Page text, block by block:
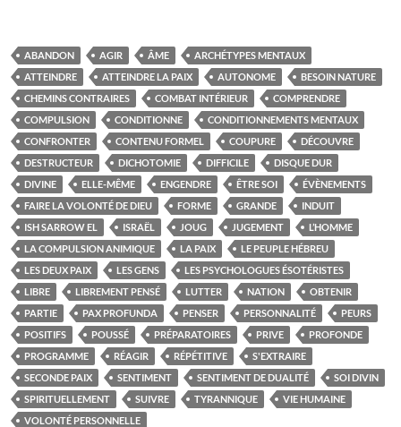
ABANDON AGIR ÂME
ARCHÉTYPES MENTAUX
ATTEINDRE
ATTEINDRE LA PAIX AUTONOME
BESOIN NATURE
CHEMINS CONTRAIRES
COMBAT INTÉRIEUR
COMPRENDRE
COMPULSION
CONDITIONNE
CONDITIONNEMENTS MENTAUX
CONFRONTER
CONTENU FORMEL COUPURE
DÉCOUVRE
DESTRUCTEUR
DICHOTOMIE DIFFICILE
DISQUE DUR
DIVINE
ELLE-MÊME ENGENDRE ÊTRE SOI
ÉVÈNEMENTS
FAIRE LA VOLONTÉ DE DIEU
FORME GRANDE
INDUIT
ISH SARROW EL
ISRAËL JOUG JUGEMENT
L’HOMME
LA COMPULSION ANIMIQUE
LA PAIX
LE PEUPLE HÉBREU
LES DEUX PAIX
LES GENS
LES PSYCHOLOGUES ÉSOTÉRISTES
LIBRE
LIBREMENT PENSÉ LUTTER NATION
OBTENIR
PARTIE
PAX PROFUNDA PENSER PERSONNALITÉ
PEURS
POSITIFS
POUSSÉ PRÉPARATOIRES PRIVE
PROFONDE
PROGRAMME
RÉAGIR RÉPÉTITIVE
S'EXTRAIRE
SECONDE PAIX
SENTIMENT SENTIMENT DE DUALITÉ
SOI DIVIN
SPIRITUELLEMENT
SUIVRE TYRANNIQUE
VIE HUMAINE
VOLONTÉ PERSONNELLE